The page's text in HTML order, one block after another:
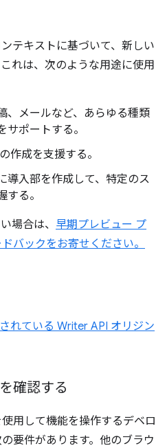
テキストに基づいて、新しい
れは、次のような用途に使用
、メールなど、あらゆる種類
ポートする。
作成を支援する。
導入部を作成して、特定のス
る。
場合は、 早期プレビュー プ
バックをお寄せください。
れている Writer API オリジン
確認する
用して機能を操作するデベロ
要件があります。他のブラウ